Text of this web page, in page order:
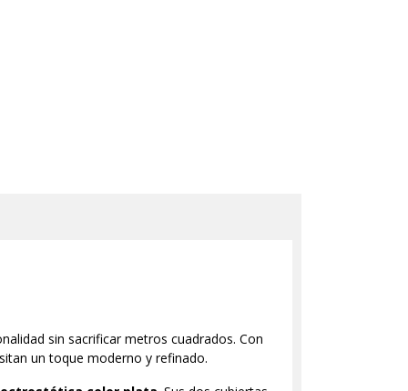
sin sacrificar metros cuadrados. Con
un toque moderno y refinado.